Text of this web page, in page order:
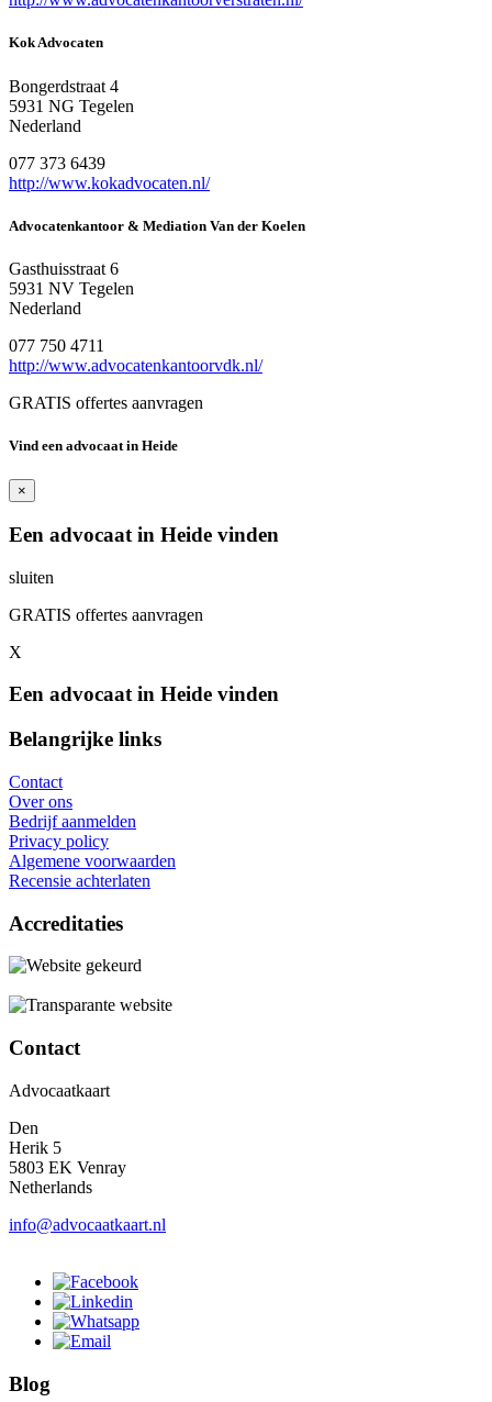
Kok Advocaten
Bongerdstraat 4
5931 NG Tegelen
Nederland
077 373 6439
http://www.kokadvocaten.nl/
Advocatenkantoor & Mediation Van der Koelen
Gasthuisstraat 6
5931 NV Tegelen
Nederland
077 750 4711
http://www.advocatenkantoorvdk.nl/
GRATIS offertes aanvragen
Vind een advocaat in Heide
×
Een advocaat in Heide vinden
sluiten
GRATIS offertes aanvragen
X
Een advocaat in Heide vinden
Belangrijke links
Contact
Over ons
Bedrijf aanmelden
Privacy policy
Algemene voorwaarden
Recensie achterlaten
Accreditaties
Contact
Advocaatkaart
Den
Herik 5
5803 EK Venray
Netherlands
info@advocaatkaart.nl
Blog